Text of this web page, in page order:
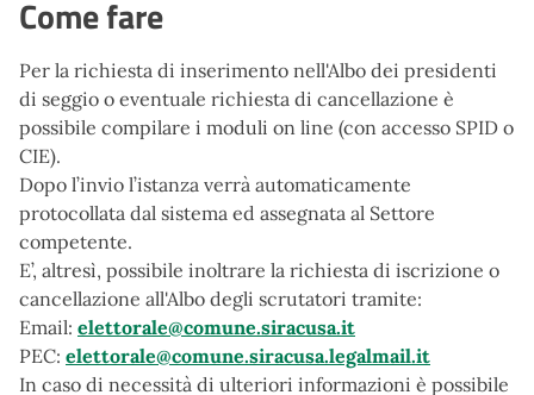
Come fare
Per la richiesta di inserimento nell'Albo dei presidenti
di seggio o eventuale richiesta di cancellazione è
possibile compilare i moduli on line (con accesso SPID o
CIE).
Dopo l’invio l’istanza verrà automaticamente
protocollata dal sistema ed assegnata al Settore
competente.
E’, altresì, possibile inoltrare la richiesta di iscrizione o
cancellazione all'Albo degli scrutatori tramite:
Email: elettorale@comune.siracusa.it
PEC: elettorale@comune.siracusa.legalmail.it
In caso di necessità di ulteriori informazioni è possibile